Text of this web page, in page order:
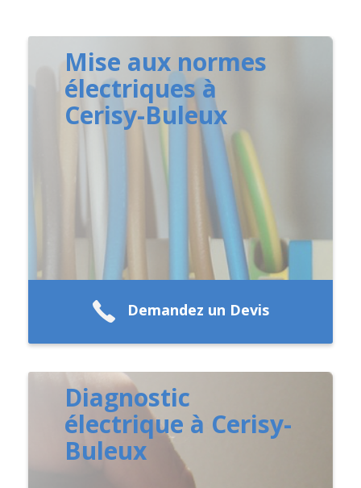
Mise aux normes
électriques à
Cerisy-Buleux
Demandez un Devis
Diagnostic
électrique à Cerisy-
Buleux